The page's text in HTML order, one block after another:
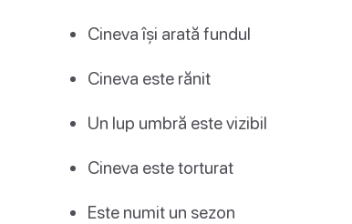
Cineva își arată fundul
Cineva este rănit
Un lup umbră este vizibil
Cineva este torturat
Este numit un sezon